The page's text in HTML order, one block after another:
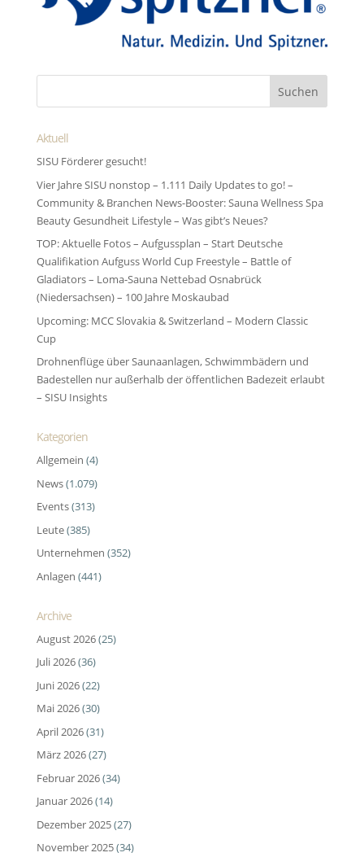
Aktuell
SISU Förderer gesucht!
Vier Jahre SISU nonstop – 1.111 Daily Updates to go! –
Community & Branchen News-Booster: Sauna Wellness Spa
Beauty Gesundheit Lifestyle – Was gibt’s Neues?
TOP: Aktuelle Fotos – Aufgussplan – Start Deutsche
Qualifikation Aufguss World Cup Freestyle – Battle of
Gladiators – Loma-Sauna Nettebad Osnabrück
(Niedersachsen) – 100 Jahre Moskaubad
Upcoming: MCC Slovakia & Switzerland – Modern Classic
Cup
Drohnenflüge über Saunaanlagen, Schwimmbädern und
Badestellen nur außerhalb der öffentlichen Badezeit erlaubt
– SISU Insights
Kategorien
Allgemein (4)
News(1.079)
Events(313)
Leute(385)
Unternehmen (352)
Anlagen (441)
Archive
August 2026(25)
Juli 2026(36)
Juni 2026(22)
Mai 2026(30)
April 2026(31)
März 2026(27)
Februar 2026(34)
Januar 2026(14)
Dezember 2025(27)
November 2025(34)